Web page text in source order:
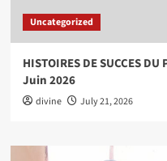
Uncategorized
HISTOIRES DE SUCCES DU
Juin 2026
divine July 21, 2026